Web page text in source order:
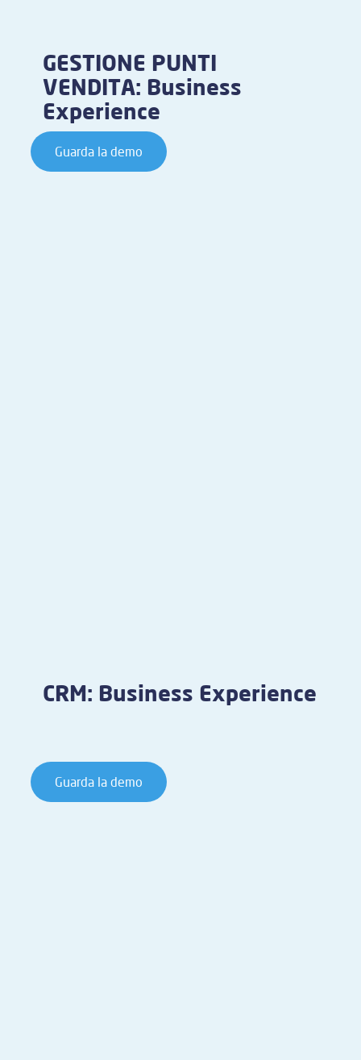
GESTIONE PUNTI
VENDITA: Business
Experience
Guarda la demo
CRM: Business Experience
Guarda la demo